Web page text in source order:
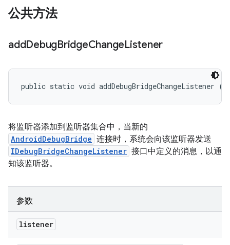
公共方法
addDebugBridgeChangeListener
public static void addDebugBridgeChangeListener (
将监听器添加到监听器集合中，当新的
AndroidDebugBridge 连接时，系统会向该监听器发送
IDebugBridgeChangeListener 接口中定义的消息，以通
知该监听器。
参数
listener